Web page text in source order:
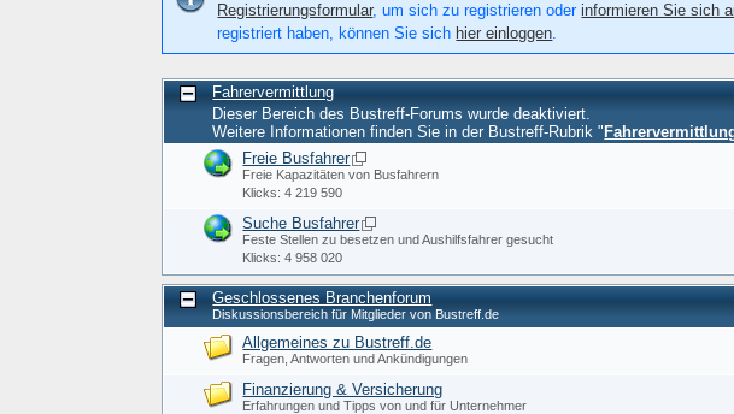
Registrierungsformular, um sich zu registrieren oderinformieren Sie sich
registriert haben, können Sie sich hier einloggen.
Fahrervermittlung
Dieser Bereich des Bustreff-Forums wurde deaktiviert.
Weitere Informationen finden Sie in der Bustreff-Rubrik "
Freie Busfahrer
Freie Kapazitäten von Busfahrern
Klicks: 4 219 590
Suche Busfahrer
Feste Stellen zu besetzen und Aushilfsfahrer gesucht
Klicks: 4 958 020
Geschlossenes Branchenforum
Diskussionsbereich für Mitglieder von Bustreff.de
Allgemeines zu Bustreff.de
Fragen, Antworten und Ankündigungen
Finanzierung & Versicherung
Erfahrungen und Tipps von und für Unternehmer